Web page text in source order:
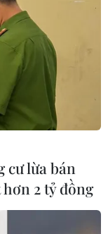
cư lừa bán
2 tỷ đồng